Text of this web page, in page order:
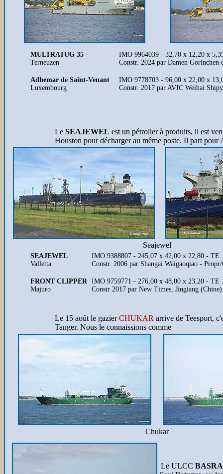
MULTRATUG 35
Terneuzen
IMO 9964039 - 32,70 x 12,20 x
Constr. 2024 par Damen
Adhemar de Saint-Venant
Luxembourg
IMO 9778703 - 96,00 x 22,00 x
Constr. 2017 par AVIC Weihai
Le SEAJEWEL est un pétrolier à produits, il est
Houston pour décharger au même poste. Il part
Seajewel
SEAJEWEL
Valletta
IMO 9388807 - 245,07 x 42,00 x 22,80 -
Constr. 2006 par Shangai Waigaoqiao -
FRONT CLIPPER
Majuro
IMO 9759771 - 276,00 x 48,00 x 23,20 -
Constr 2017 par New Times, Jingiang
Le 15 août le gazierCHUKAR arrive de Teesport,
Tanger. Nous le connaissions comme
Chukar
Le ULCC BASRA